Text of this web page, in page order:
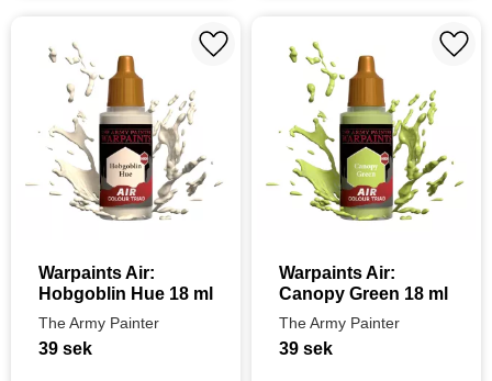
Warpaints Air:
Hobgoblin Hue 18 ml
The Army Painter
39 sek
Lägg till i favoriter
Warpaints Air:
Canopy Green 18 ml
The Army Painter
39 sek